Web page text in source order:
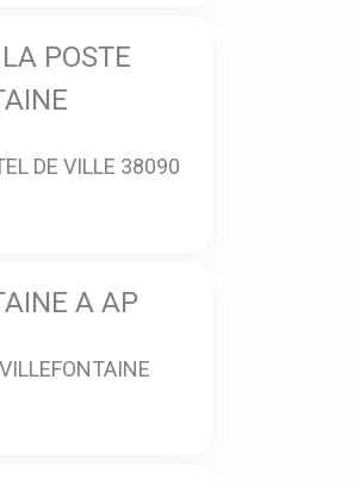
POSTE
DE VILLE 38090
A AP